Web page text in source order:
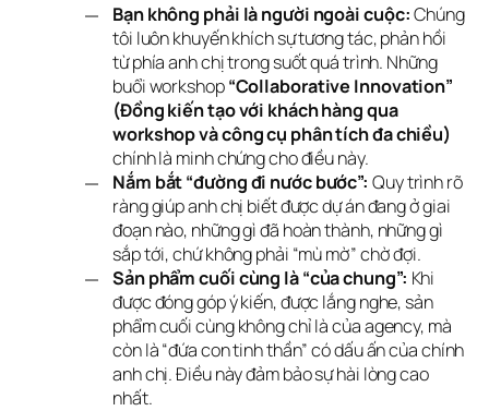
Bạn không phải là người ngoài cuộc:Chúng
tôi luôn khuyến khích sự tương tác, phản hồi
từ phía anh chị trong suốt quá trình. Những
buổi workshop“Collaborative Innovation”
(Đồng kiến tạo với khách hàng qua
workshop và công cụ phân tích đa chiều)
chính là minh chứng cho điều này.
Nắm bắt “đường đi nước bước”: Quy trình rõ
ràng giúp anh chị biết được dự án đang ở giai
đoạn nào, những gì đã hoàn thành, những gì
sắp tới, chứ không phải “mù mờ” chờ đợi.
Sản phẩm cuối cùng là “của chung”: Khi
được đóng góp ý kiến, được lắng nghe, sản
phẩm cuối cùng không chỉ là của agency, mà
còn là “đứa con tinh thần” có dấu ấn của chính
anh chị. Điều này đảm bảo sự hài lòng cao
nhất.